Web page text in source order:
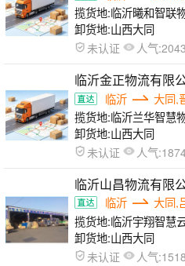
揽货地:临沂曦和智联
卸货地:山西大同
未认证 人气:2043
临沂金正物流有限
临沂
大同,
揽货地:临沂兰华智慧
卸货地:山西大同
未认证 人气:
临沂山昌物流有限
临沂
大同,
揽货地:临沂宇翔智慧
卸货地:山西大同
未认证 人气:1518